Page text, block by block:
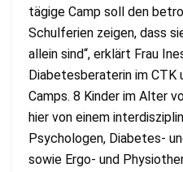
tägige Camp soll den
Schulferien zeigen, dass
allein sind“, erklärt Frau
Diabetesberaterin im CTK
Camps. 8 Kinder im Alter
hier von einem
Psychologen, Diabetes-
sowie Ergo- und